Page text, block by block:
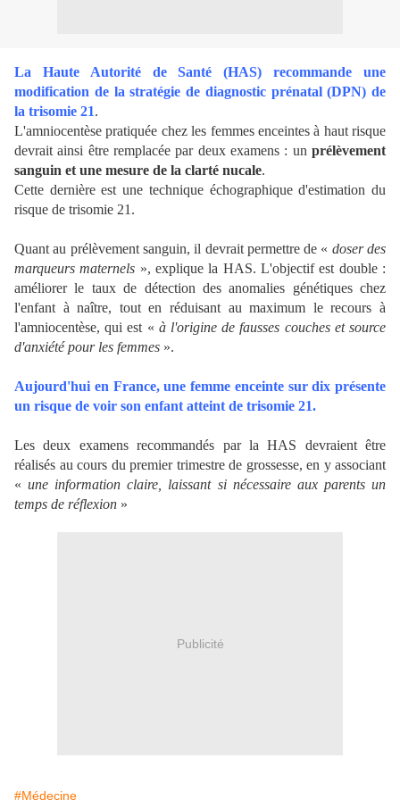
La Haute Autorité de Santé (HAS) recommande une
modification de la stratégie de diagnostic prénatal (DPN) de
la trisomie 21.
L'amniocentèse pratiquée chez les femmes enceintes à haut risque
devrait ainsi être remplacée par deux examens : un prélèvement
sanguin et une mesure de la clarté nucale.
Cette dernière est une technique échographique d'estimation du
risque de trisomie 21.
Quant au prélèvement sanguin, il devrait permettre de « doser des
marqueurs maternels », explique la HAS. L'objectif est double :
améliorer le taux de détection des anomalies génétiques chez
l'enfant à naître, tout en réduisant au maximum le recours à
l'amniocentèse, qui est « à l'origine de fausses couches et source
d'anxiété pour les femmes ».
Aujourd'hui en France, une femme enceinte sur dix présente
un risque de voir son enfant atteint de trisomie 21.
Les deux examens recommandés par la HAS devraient être
réalisés au cours du premier trimestre de grossesse, en y associant
«une information claire, laissant si nécessaire aux parents un
temps de réflexion »
Publicité
#Médecine